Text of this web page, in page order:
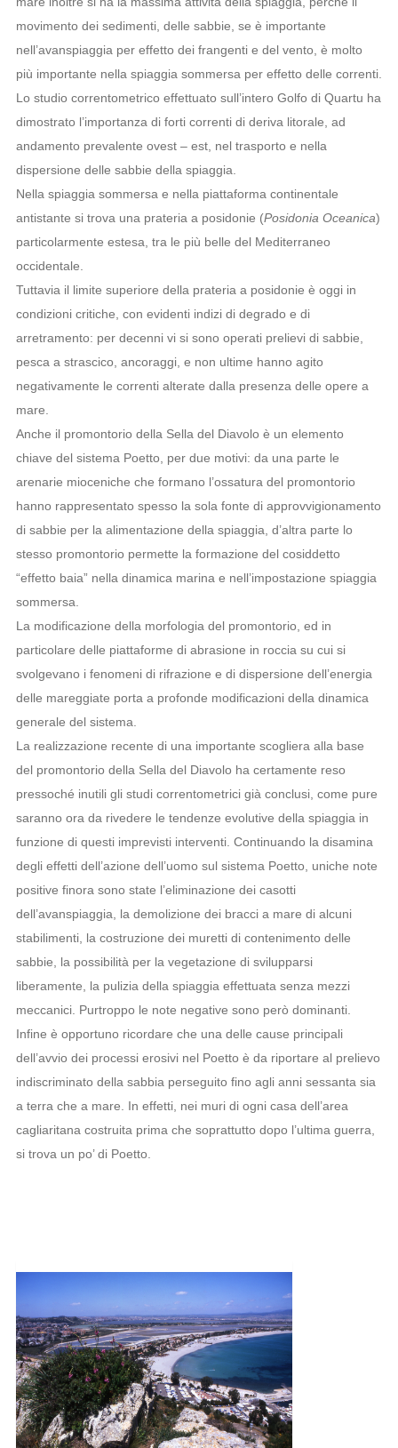
movimento dei sedimenti, delle sabbie, se è importante
nell’avanspiaggia per effetto dei frangenti e del vento, è molto
più importante nella spiaggia sommersa per effetto delle correnti.
Lo studio correntometrico effettuato sull’intero Golfo di Quartu ha
dimostrato l’importanza di forti correnti di deriva litorale, ad
andamento prevalente ovest – est, nel trasporto e nella
dispersione delle sabbie della spiaggia.
Nella spiaggia sommersa e nella piattaforma continentale
antistante si trova una prateria a posidonie (Posidonia Oceanica)
particolarmente estesa, tra le più belle del Mediterraneo
occidentale.
Tuttavia il limite superiore della prateria a posidonie è oggi in
condizioni critiche, con evidenti indizi di degrado e di
arretramento: per decenni vi si sono operati prelievi di sabbie,
pesca a strascico, ancoraggi, e non ultime hanno agito
negativamente le correnti alterate dalla presenza delle opere a
mare.
Anche il promontorio della Sella del Diavolo è un elemento
chiave del sistema Poetto, per due motivi: da una parte le
arenarie mioceniche che formano l’ossatura del promontorio
hanno rappresentato spesso la sola fonte di approvvigionamento
di sabbie per la alimentazione della spiaggia, d’altra parte lo
stesso promontorio permette la formazione del cosiddetto
“effetto baia” nella dinamica marina e nell’impostazione spiaggia
sommersa.
La modificazione della morfologia del promontorio, ed in
particolare delle piattaforme di abrasione in roccia su cui si
svolgevano i fenomeni di rifrazione e di dispersione dell’energia
delle mareggiate porta a profonde modificazioni della dinamica
generale del sistema.
La realizzazione recente di una importante scogliera alla base
del promontorio della Sella del Diavolo ha certamente reso
pressoché inutili gli studi correntometrici già conclusi, come pure
saranno ora da rivedere le tendenze evolutive della spiaggia in
funzione di questi imprevisti interventi. Continuando la disamina
degli effetti dell’azione dell’uomo sul sistema Poetto, uniche note
positive finora sono state l’eliminazione dei casotti
dell’avanspiaggia, la demolizione dei bracci a mare di alcuni
stabilimenti, la costruzione dei muretti di contenimento delle
sabbie, la possibilità per la vegetazione di svilupparsi
liberamente, la pulizia della spiaggia effettuata senza mezzi
meccanici. Purtroppo le note negative sono però dominanti.
Infine è opportuno ricordare che una delle cause principali
dell’avvio dei processi erosivi nel Poetto è da riportare al prelievo
indiscriminato della sabbia perseguito fino agli anni sessanta sia
a terra che a mare. In effetti, nei muri di ogni casa dell’area
cagliaritana costruita prima che soprattutto dopo l’ultima guerra,
si trova un po’ di Poetto.